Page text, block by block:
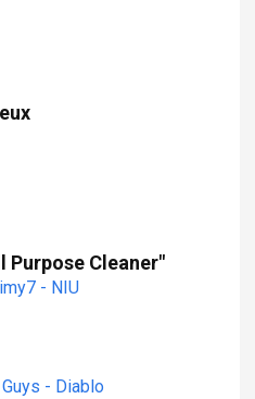
Purpose Cleaner"
- NIU
- Diablo